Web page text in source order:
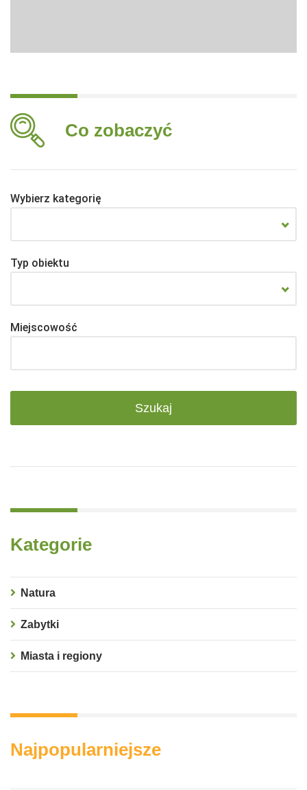
Co zobaczyć
Wybierz kategorię
Typ obiektu
Miejscowość
Kategorie
Natura
Zabytki
Miasta i regiony
Najpopularniejsze